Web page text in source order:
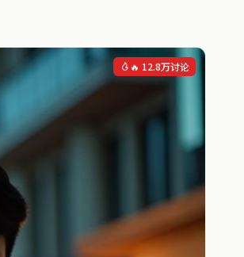
🔥 12.8万讨论